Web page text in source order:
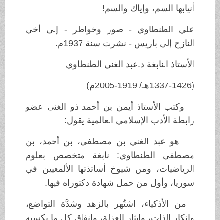
أنيابها السم، وإياك والسم!
علي الطنطاوي - صور وخواطر - إلى أخي
النازح إلى باريس - نشرت سنة 1937م.
الأستاذ النابغة د.عبد الغني الطنطاوي
وكتب الأستاذ أيمن بن أحمد ذو الغنى عضو
رابطة الأدب الإسلامي العالمية يقول:
هو عبد الغني بن مصطفى، بن أحمد، بن
مصطفى الطنطاوي: نابغة متخصص بعلوم
الرياضيات، ومن شيوخ أساتذتها الألمعيين في
سوريا، وأول من حمل شهادة دكتوراه فيها.
من الأذكياء، اشتُهر بالزهد وشدَّة التواضع،
وإنكار الذات، وإيثار العزلة، وإنفاق كل ما يكسبه